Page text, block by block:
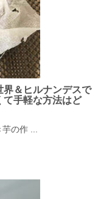
界＆ヒルナンデスで
て手軽な方法はど
の作 ...